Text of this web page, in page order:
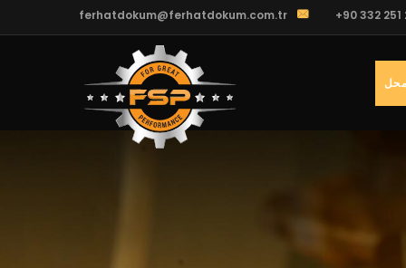
ferhatdokum@ferhatdokum.com.tr +90 332 251